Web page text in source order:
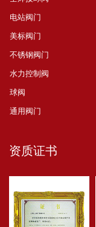
电站阀门
美标阀门
不锈钢阀门
水力控制阀
球阀
通用阀门
资质证书